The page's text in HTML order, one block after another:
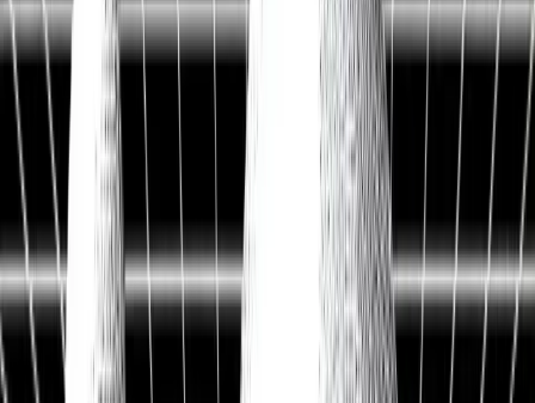
Sieh, was andere nicht sehen
Fair Value, KI-Analysen & Screener zu 20.000+ Aktien —
vertraut von BlackRock, Goldman Sachs & Anthropic.
100M+
Kennzahlen
50 J.
Historische Daten
<10ms
API-Latenz
Kostenlos Aktien analysieren